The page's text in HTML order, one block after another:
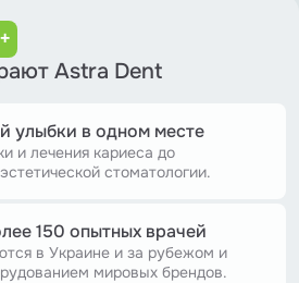
Astra Dent
улыбки в одном месте
и лечения кариеса до
стоматологии.
150 опытных врачей
в Украине и за рубежом и
мировых брендов.